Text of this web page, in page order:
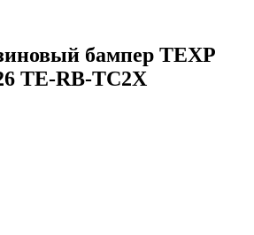
бампер TEXP
TE-RB-TC2X